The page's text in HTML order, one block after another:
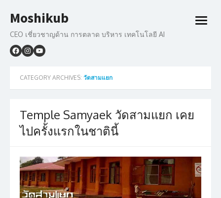
to
Moshikub
CEO เชี่ยวชาญด้าน การตลาด บริหาร เทคโนโลยี AI
open
CATEGORY ARCHIVES: วัดสามแยก
Temple Samyaek วัดสามแยก เคย
ไปครั้งแรกในชาตินี้